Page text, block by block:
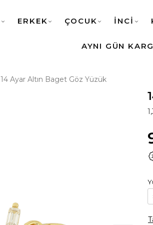
ERKEK ÇOCUK İNCİ
AYNI GÜN
14 Ayar Altın Baget Göz Yüzük